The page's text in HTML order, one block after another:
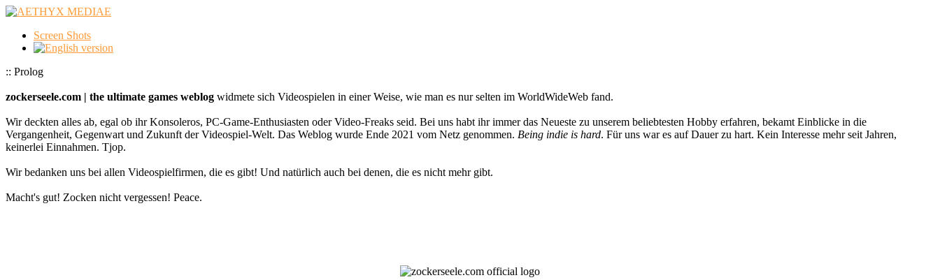
Screen Shots
:: Prolog
zockerseele.com | the ultimate games weblog widmete sich Videospielen in einer Weise, wie man es nur selten im WorldWideWeb fand.
Wir deckten alles ab, egal ob ihr Konsoleros, PC-Game-Enthusiasten oder Video-Freaks seid. Bei uns habt ihr immer das Neueste zu unserem beliebtesten Hobby erfahren, bekamt Einblicke in die
Vergangenheit, Gegenwart und Zukunft der Videospiel-Welt. Das Weblog wurde Ende 2021 vom Netz genommen. Being indie is hard. Für uns war es auf Dauer zu hart. Kein Interesse mehr seit Jahren,
keinerlei Einnahmen. Tjop.
Wir bedanken uns bei allen Videospielfirmen, die es gibt! Und natürlich auch bei denen, die es nicht mehr gibt.
Macht's gut! Zocken nicht vergessen! Peace.